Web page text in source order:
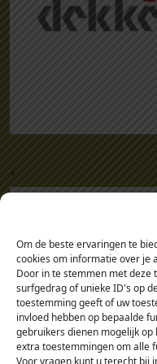
Om de beste ervaringen te
cookies om informatie over je
Door in te stemmen met deze
surfgedrag of unieke ID's op
toestemming geeft of uw
invloed hebben op bepaalde
gebruikers dienen mogelijk
extra toestemmingen om alle
Voor vragen kunt u terecht bij
.